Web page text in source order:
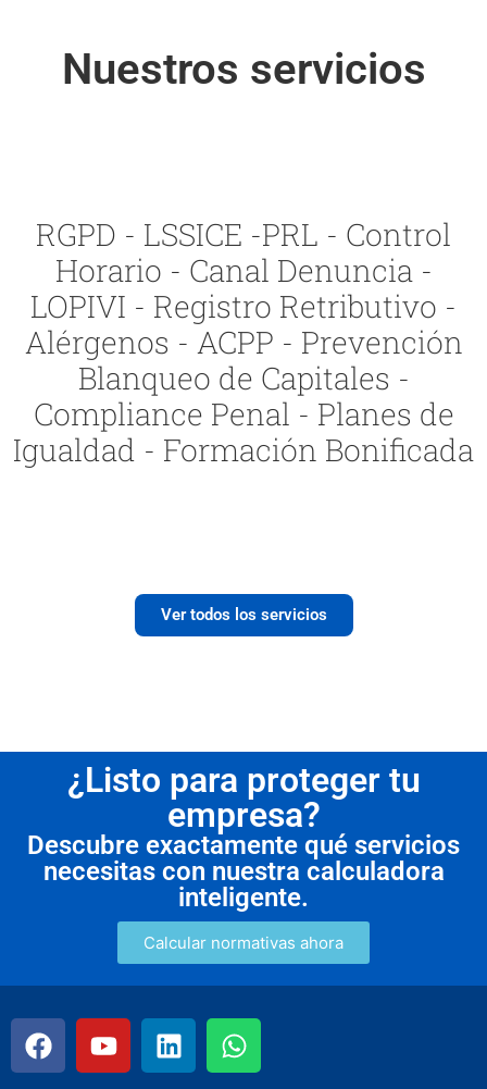
Nuestros servicios
RGPD - LSSICE -PRL - Control
Horario - Canal Denuncia -
LOPIVI - Registro Retributivo -
Alérgenos - ACPP - Prevención
Blanqueo de Capitales -
Compliance Penal - Planes de
Igualdad - Formación Bonificada
Ver todos los servicios
¿Listo para proteger tu
empresa?
Descubre exactamente qué servicios
necesitas con nuestra calculadora
inteligente.
Calcular normativas ahora